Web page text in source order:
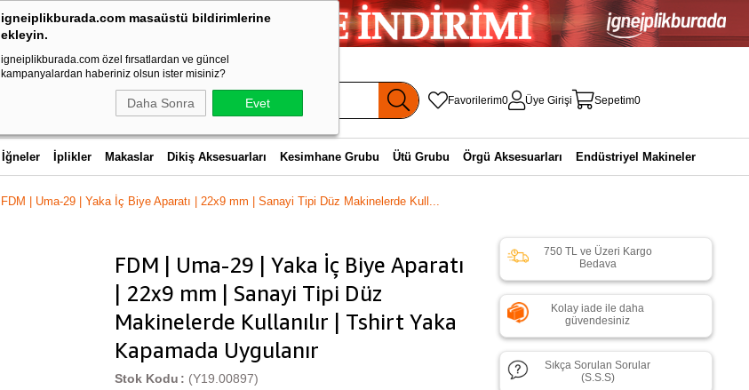
igneiplikburada.com masaüstü bildirimlerine
ekleyin.
igneiplikburada.com özel fırsatlardan ve güncel
kampanyalardan haberiniz olsun ister misiniz?
Daha Sonra Evet Favorilerim0 Üye Girişi Sepetim0
İğneler İplikler Makaslar Dikiş Aksesuarları Kesimhane Grubu Ütü Grubu Örgü Aksesuarları Endüstriyel Makineler
FDM | Uma-29 | Yaka İç Biye Aparatı | 22x9 mm | Sanayi Tipi Düz Makinelerde Kull...
FDM | Uma-29 | Yaka İç Biye Aparatı
| 22x9 mm | Sanayi Tipi Düz
Makinelerde Kullanılır | Tshirt Yaka
Kapamada Uygulanır
(Y19.00897)
Stok Kodu
750 TL ve Üzeri Kargo
Bedava
Kolay iade ile daha
güvendesiniz
Sıkça Sorulan Sorular
(S.S.S)